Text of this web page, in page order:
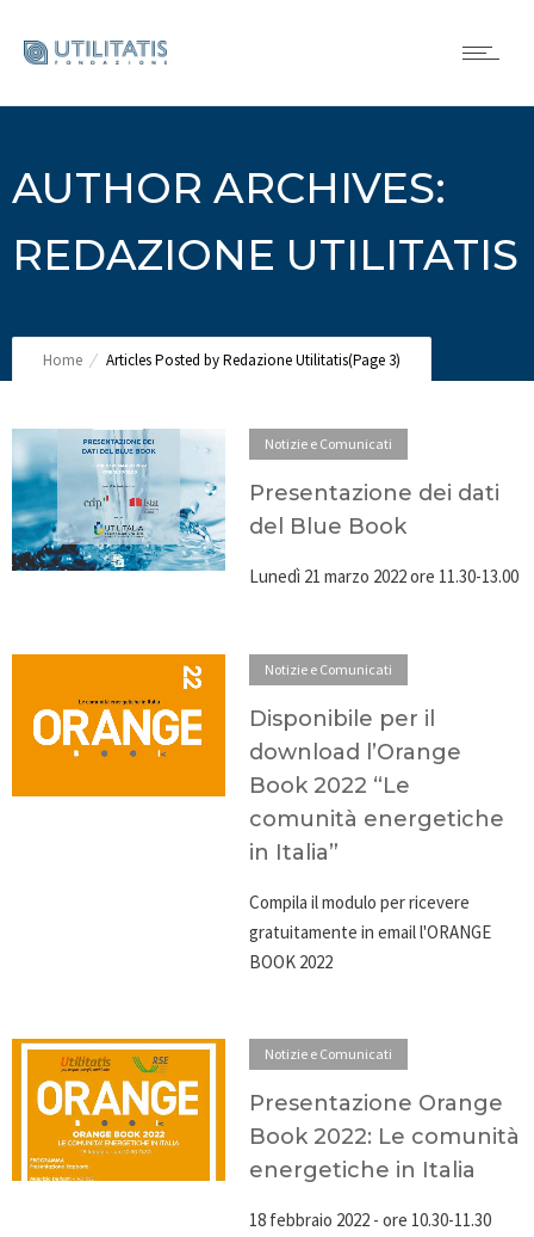
AUTHOR ARCHIVES:
REDAZIONE UTILITATIS
Home Articles Posted by Redazione Utilitatis(Page 3)
Notizie e Comunicati
Presentazione dei dati
del Blue Book
Lunedì 21 marzo 2022 ore 11.30-13.00
Notizie e Comunicati
Disponibile per il
download l’Orange
Book 2022 “Le
comunità energetiche
in Italia”
Compila il modulo per ricevere
gratuitamente in email l'ORANGE
BOOK 2022
Notizie e Comunicati
Presentazione Orange
Book 2022: Le comunità
energetiche in Italia
18 febbraio 2022 - ore 10.30-11.30